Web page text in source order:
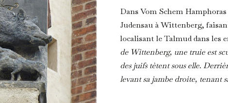
Dans Vom Schem
Judensau à Wittenberg,
localisant le Talmud dans les
de Wittenberg, une truie est
des juifs tètent sous elle.
levant sa jambe droite, tenant